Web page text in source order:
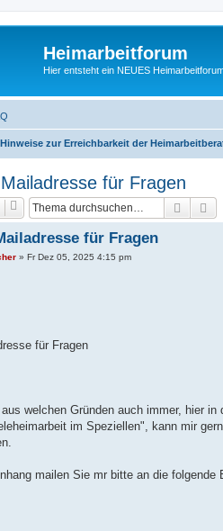
Heimarbeitforum
Hier entsteht ein NEUES
Hinweise zur Erreichbarkeit der
für Fragen
Suche
für Fragen
» Fr Dez 05, 2025 4:15 pm
für Fragen
welchen Gründen auch immer, hier
im Speziellen", kann mir
mailen Sie mr bitte an die folgende